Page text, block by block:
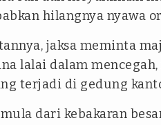
hilangnya nyawa
jaksa meminta
lalai dalam
terjadi di gedung
dari kebakaran